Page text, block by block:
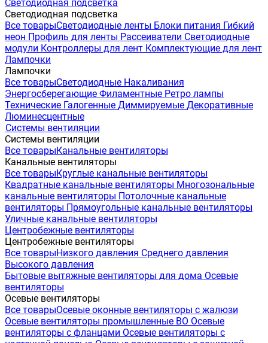
Светодиодная подсветка
Светодиодная подсветка
Все товарыСветодиодные ленты Блоки питания Гибкий
неон Профиль для ленты Рассеиватели Светодиодные
модули Контроллеры для лент Комплектующие для лент
Лампочки
Лампочки
Все товарыСветодиодные Накаливания
Энергосберегающие Филаментные Ретро лампы
Технические Галогенные Диммируемые Декоративные
Люминесцентные
Системы вентиляции
Системы вентиляции
Все товарыКанальные вентиляторы
Канальные вентиляторы
Все товарыКруглые канальные вентиляторы
Квадратные канальные вентиляторы Многозональные
канальные вентиляторы Потолочные канальные
вентиляторы Прямоугольные канальные вентиляторы
Уличные канальные вентиляторы
Центробежные вентиляторы
Центробежные вентиляторы
Все товарыНизкого давления Среднего давления
Высокого давления
Бытовые вытяжные вентиляторы для дома Осевые
вентиляторы
Осевые вентиляторы
Все товарыОсевые оконные вентиляторы с жалюзи
Осевые вентиляторы промышленные ВО Осевые
вентиляторы с фланцами Осевые вентиляторы с